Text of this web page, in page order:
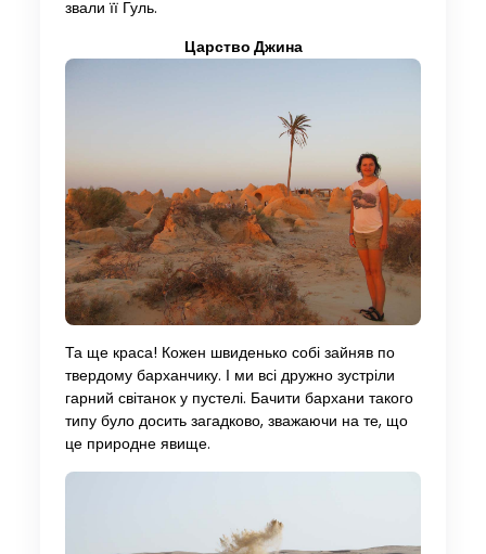
звали її Гуль.
Царство Джина
Та ще краса! Кожен швиденько собі зайняв по
твердому барханчику. І ми всі дружно зустріли
гарний світанок у пустелі. Бачити бархани такого
типу було досить загадково, зважаючи на те, що
це природне явище.